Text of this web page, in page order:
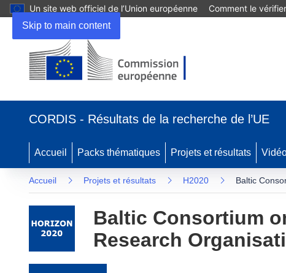
Skip to main content
Un site web officiel de l’Union européenne Comment le
CORDIS - Résultats de la recherche de l’UE
Accueil Packs thématiques Projets et résultats
Accueil Projets et résultats H2020 Baltic
Baltic Consortium
Research